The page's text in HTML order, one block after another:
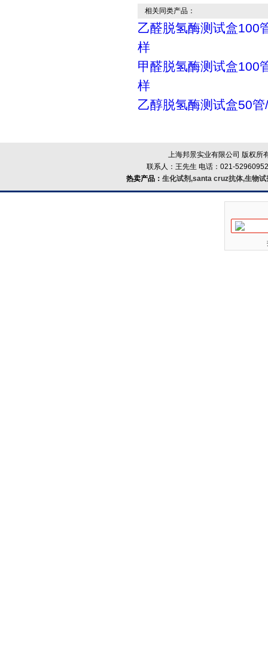
相关同类产品：
乙醛脱氢酶测试盒100
样
甲醛脱氢酶测试盒100
样
乙醇脱氢酶测试盒50
上海邦景实业有限公司 版权所
联系人：王先生 电话：021-
热卖产品： 生化试剂,santa cruz抗体,生物